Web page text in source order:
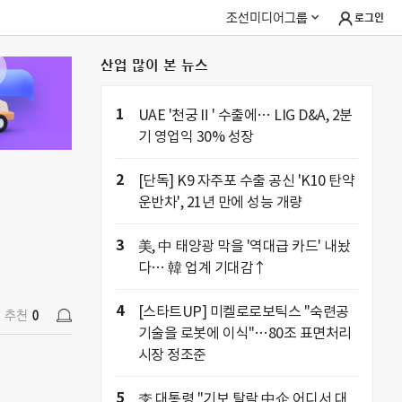
조선미디어그룹 로그인
추천 0
산업 많이 본 뉴스